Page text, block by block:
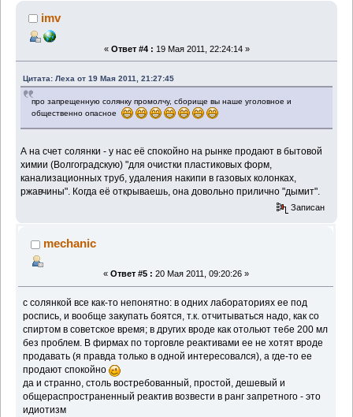
imv
« Ответ #4 : 19 Мая 2011, 22:24:14 »
Цитата: Леха от 19 Мая 2011, 21:27:45
про запрещенную солянку промолчу, сборище вы наше уголовное и
общественно опасное
А на счет солянки - у нас её спокойно на рынке продают в бытовой
химии (Волгоградскую) "для очистки пластиковых форм,
канализационных труб, удаления накипи в газовых колонках,
ржавчины". Когда её открываешь, она довольно прилично "дымит".
Записан
mechanic
« Ответ #5 : 20 Мая 2011, 09:20:26 »
с солянкой все как-то непонятно: в одних лабораториях ее под
роспись, и вообще закупать боятся, т.к. отчитываться надо, как со
спиртом в советское время; в других вроде как отольют тебе 200 мл
без проблем. В фирмах по торговле реактивами ее не хотят вроде
продавать (я правда только в одной интересовался), а где-то ее
продают спокойно
да и странно, столь востребованный, простой, дешевый и
общераспространенный реактив возвести в ранг запретного - это
идиотизм